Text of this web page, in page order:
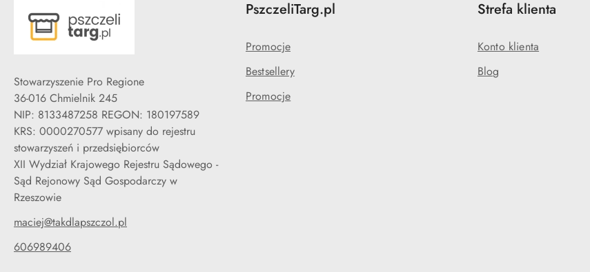
Stowarzyszenie Pro Regione
36-016 Chmielnik 245
NIP: 8133487258 REGON: 180197589
KRS: 0000270577 wpisany do rejestru
stowarzyszeń i przedsiębiorców
XII Wydział Krajowego Rejestru Sądowego -
Sąd Rejonowy Sąd Gospodarczy w
Rzeszowie
maciej@takdlapszczol.pl
606989406
PszczeliTarg.pl
Promocje
Bestsellery
Promocje
Strefa klienta
Konto klienta
Blog